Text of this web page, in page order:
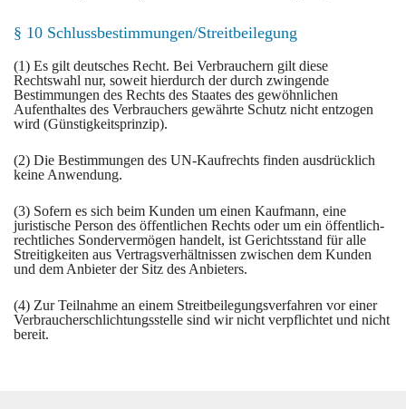
§ 10 Schlussbestimmungen/Streitbeilegung
(1) Es gilt deutsches Recht. Bei Verbrauchern gilt diese
Rechtswahl nur, soweit hierdurch der durch zwingende
Bestimmungen des Rechts des Staates des gewöhnlichen
Aufenthaltes des Verbrauchers gewährte Schutz nicht entzogen
wird (Günstigkeitsprinzip).
(2) Die Bestimmungen des UN-Kaufrechts finden ausdrücklich
keine Anwendung.
(3) Sofern es sich beim Kunden um einen Kaufmann, eine
juristische Person des öffentlichen Rechts oder um ein öffentlich-
rechtliches Sondervermögen handelt, ist Gerichtsstand für alle
Streitigkeiten aus Vertragsverhältnissen zwischen dem Kunden
und dem Anbieter der Sitz des Anbieters.
(4) Zur Teilnahme an einem Streitbeilegungsverfahren vor einer
Verbraucherschlichtungsstelle sind wir nicht verpflichtet und nicht
bereit.